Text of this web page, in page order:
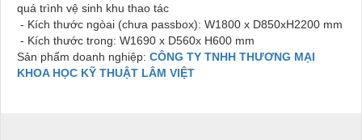
quá trình vệ sinh khu thao tác
- Kích thước ngòai (chưa passbox): W1800 x D850xH2200 mm
- Kích thước trong: W1690 x D560x H600 mm
Sản phẩm doanh nghiệp: CÔNG TY TNHH THƯƠNG MẠI
KHOA HỌC KỸ THUẬT LÂM VIỆT